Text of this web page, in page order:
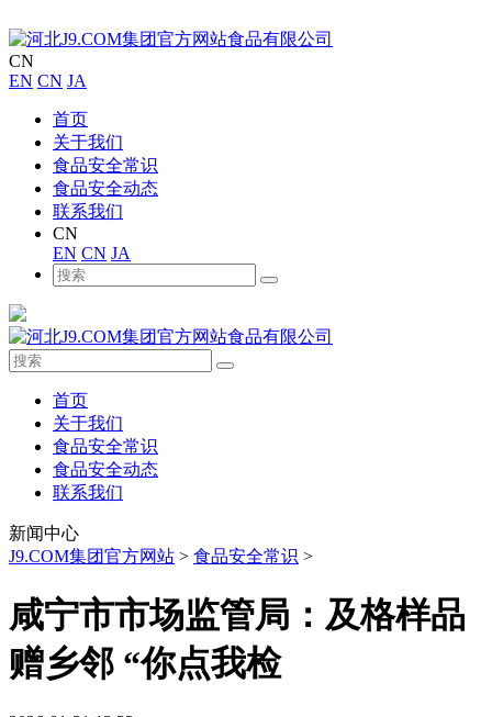
CN
EN CN JA
首页
关于我们
食品安全常识
食品安全动态
联系我们
CN
EN CN JA
首页
关于我们
食品安全常识
食品安全动态
联系我们
新闻中心
J9.COM集团官方网站 > 食品安全常识 >
咸宁市市场监管局：及格样品
赠乡邻 “你点我检